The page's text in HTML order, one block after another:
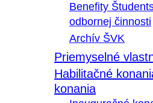
Benefity
odbornej činnosti
Archív ŠVK
Priemyselné
Habilitačné
konania